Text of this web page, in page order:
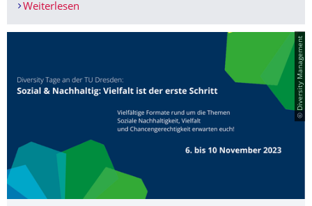
Weiterlesen
© Diversity Management